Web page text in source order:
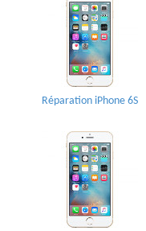
Réparation iPhone 6S